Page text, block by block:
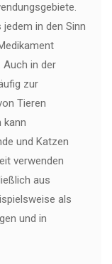
in den Sinn
Auch in der
zur
Tieren
kann
und Katzen
verwenden
aus
als
und in